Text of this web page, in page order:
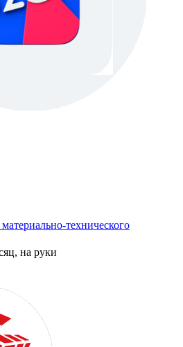
технического
на руки